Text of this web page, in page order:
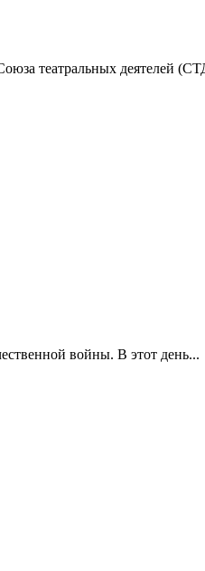
театральных деятелей
войны. В этот день...